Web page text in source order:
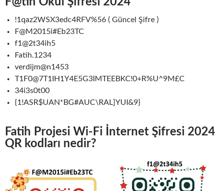
!1qaz2WSX3edc4RFV%56 ( Güncel Şifre )
F@M2015i#Eb23TC
f1@2t34ih5
Fatih.1234
verdijm@n1453
T1F0@7T1IH1Y4E5G3IMTEEBKC!0+R%U^9M£C
34i3s0t00
{1!ASR$UAN*BG#AUC\RAL]YUI&9}
Fatih Projesi Wi-Fi İnternet Şifresi 2024
QR kodları nedir?